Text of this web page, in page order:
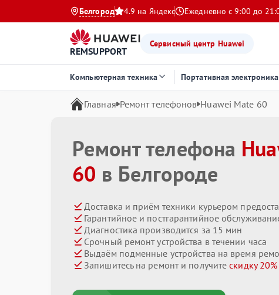
Белгород 4.9 на Яндекс Ежедневно с 9:00 до
REMSUPPORT
Сервисный центр Huawei
Компьютерная техника Портативная электроника
Главная Ремонт телефонов Huawei Mate 60
Ремонт телефона
60 в Белгороде
Доставка и приём техники курьером
Гарантийное и постгарантийное
Диагностика производится за 15 мин
Срочный ремонт устройства в течении часа
Выдаём подменные устройства на время
Запишитесь на ремонт и получитескидку 20%